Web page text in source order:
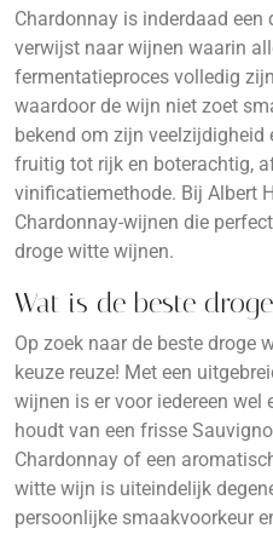
Chardonnay is inderdaad
verwijst naar wijnen waarin
fermentatieproces volledig
waardoor de wijn niet zoet
bekend om zijn veelzijdigheid
fruitig tot rijk en boterachtig,
vinificatiemethode. Bij Albert
Chardonnay-wijnen die
droge witte wijnen.
Wat is de beste
Op zoek naar de beste droge
keuze reuze! Met een
wijnen is er voor iedereen wel
houdt van een frisse
Chardonnay of een
witte wijn is uiteindelijk
persoonlijke smaakvoorkeur